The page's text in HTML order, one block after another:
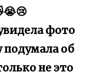
фото
подумала об
не это